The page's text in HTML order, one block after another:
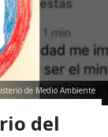
de Medio Ambiente
del